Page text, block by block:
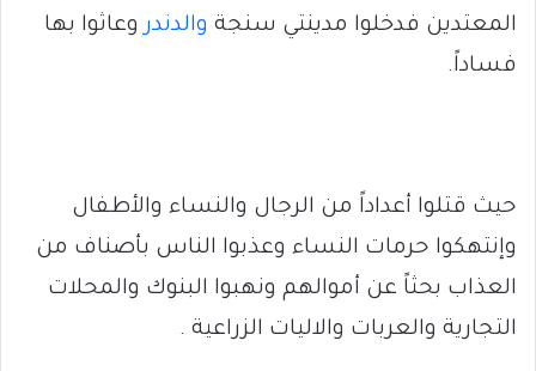
المعتدين فدخلوا مدينتي سنجة والدندروعاثوا بها
فساداً.
حيث قتلوا أعداداً من الرجال والنساء والأطفال
وإنتهكوا حرمات النساء وعذبوا الناس بأصناف من
العذاب بحثاً عن أموالهم ونهبوا البنوك والمحلات
التجارية والعربات والاليات الزراعية .